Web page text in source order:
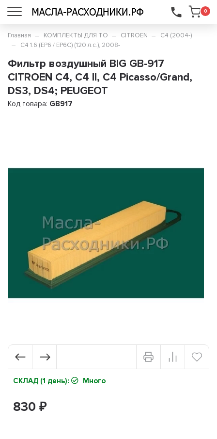
0
...
Главная КОМПЛЕКТЫ ДЛЯ ТО CITROEN
C4 (2004-)
C4 1.6 (EP6 / EP6C) (120 л.с.), 2008-
Фильтр воздушный BIG GB-917
CITROEN C4, C4 II, C4 Picasso/Grand,
DS3, DS4; PEUGEOT
Код товара: GB917
СКЛАД (1 день): Много
830₽